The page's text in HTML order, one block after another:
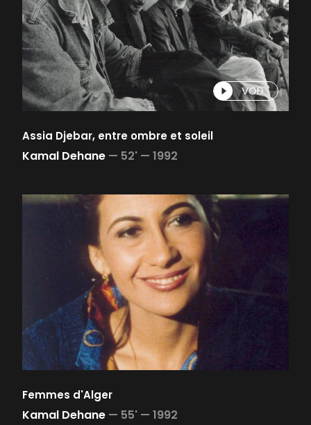
VOD
Assia Djebar, entre ombre et soleil
Kamal Dehane — 52' — 1992
Femmes d'Alger
Kamal Dehane — 55' — 1992